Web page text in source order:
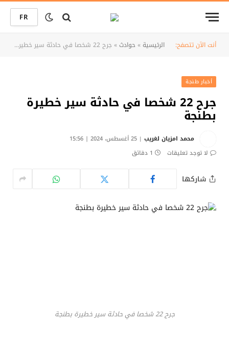
FR
أنت الآن تتصفح: الرئيسية»حوادث» جرح 22 شخصا في حادثة سير خطيرة بطنجة
أخبار طنجة
جرح 22 شخصا في حادثة سير خطيرة
بطنجة
محمد امزيان لغريب
25 أغسطس، 2024 | 15:56
لا توجد تعليقات
1 دقائق
شاركها
جرح 22 شخصا في حادثة سير خطيرة بطنجة